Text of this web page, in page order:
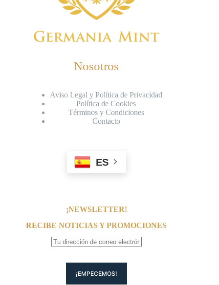
Nosotros
Aviso Legal y Política de Privacidad
Política de Cookies
Términos y Condiciones
Contacto
ES
¡NEWSLETTER!
RECIBE NOTICIAS Y PROMOCIONES